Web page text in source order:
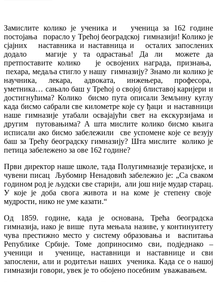
Замислите колико је ученика и ученица за 162 године
постојања порасло у Трећој београдској гимназији! Колико је
сјајних наставника и наставница и осталих запослених
додало магије у та одрастања! Да ли можете да
претпоставите колико је освојених награда, признања,
пехара, медаља стигло у нашу гимназију? Знамо ли колико је
научника, лекара, адвоката, инжењера, професора,
уметника… сањало баш у Трећој о својој блиставој каријери и
достигнућима? Колико бисмо пута описали Земљину куглу
када бисмо сабрали све километре које су ђаци и наставници
наше гимназије утабали освајајући свет на екскурзијама и
другим путовањима? А шта мислите колико бисмо књига
исписали ако бисмо забележили све успомене које се везују
баш за Трећу београдску гимназију? Шта мислите колико је
петица забележено за ове 162 године?
Први директор наше школе, тада Полугимназије теразијске, и
чувени писац Љубомир Ненадовић забележио је: „Са сваком
годином род је људски све старији, али још није мудар старац.
У које је доба свога живота и на коме је степену своје
мудрости, нико не уме казати.“
Од 1859. године, када је основана, Трећа београдска
гимназија, иако је више пута мењала називе, у континуитету
чува престижно место у систему образовања и васпитања
Републике Србије. Томе доприносимо сви, подједнако –
ученици и ученице, наставници и наставнице и сви
запослени, али и родитељи наших ученика. Када се о нашој
гимназији говори, увек је то обојено посебним уважавањем.